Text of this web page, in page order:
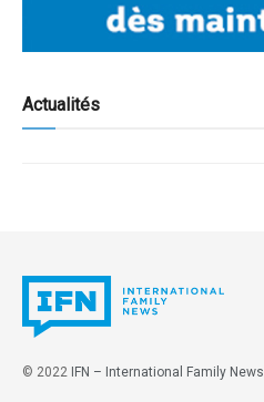
Actualités
© 2022 IFN – International Family News